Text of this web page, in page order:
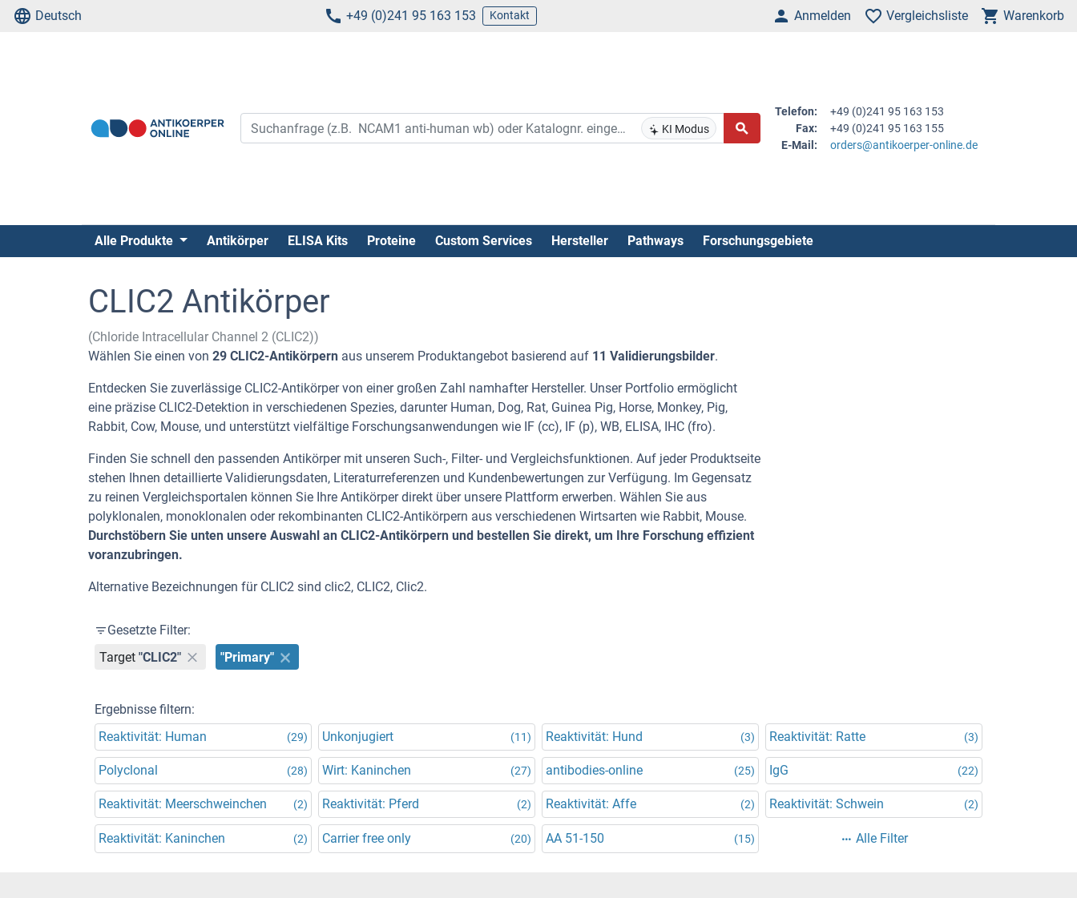
Deutsch +49 (0)241 95 163 153 Kontakt Anmelden Vergleichsliste Warenkorb
KI Modus
Telefon:
+49 (0)241 95 163 153
Fax:
+49 (0)241 95 163 155
E-Mail:
orders@antikoerper-online.de
Alle Produkte Antikörper ELISA Kits Proteine Custom Services Hersteller Pathways Forschungsgebiete
CLIC2 Antikörper
(Chloride Intracellular Channel 2 (CLIC2))
Wählen Sie einen von 29 CLIC2-Antikörpern aus unserem Produktangebot basierend auf 11 Validierungsbilder.
Entdecken Sie zuverlässige CLIC2-Antikörper von einer großen Zahl namhafter Hersteller. Unser Portfolio ermöglicht
eine präzise CLIC2-Detektion in verschiedenen Spezies, darunter Human, Dog, Rat, Guinea Pig, Horse, Monkey, Pig,
Rabbit, Cow, Mouse, und unterstützt vielfältige Forschungsanwendungen wie IF (cc), IF (p), WB, ELISA, IHC (fro).
Finden Sie schnell den passenden Antikörper mit unseren Such-, Filter- und Vergleichsfunktionen. Auf jeder Produktseite
stehen Ihnen detaillierte Validierungsdaten, Literaturreferenzen und Kundenbewertungen zur Verfügung. Im Gegensatz
zu reinen Vergleichsportalen können Sie Ihre Antikörper direkt über unsere Plattform erwerben. Wählen Sie aus
polyklonalen, monoklonalen oder rekombinanten CLIC2-Antikörpern aus verschiedenen Wirtsarten wie Rabbit, Mouse.
Durchstöbern Sie unten unsere Auswahl an CLIC2-Antikörpern und bestellen Sie direkt, um Ihre Forschung effizient
voranzubringen.
Alternative Bezeichnungen für CLIC2 sind clic2, CLIC2, Clic2.
Gesetzte Filter:
Target "CLIC2" "Primary"
Ergebnisse filtern:
Reaktivität: Human
(29) Unkonjugiert (11) Reaktivität: Hund (3) Reaktivität: Ratte (3)
Polyclonal (28) Wirt: Kaninchen (27) antibodies-online (25) IgG (22)
Reaktivität: Meerschweinchen (2) Reaktivität: Pferd (2) Reaktivität: Affe (2) Reaktivität: Schwein (2)
Reaktivität: Kaninchen (2) Carrier free only (20) AA 51-150 (15) Alle Filter